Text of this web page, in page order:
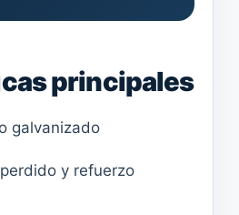
principales
galvanizado
y refuerzo